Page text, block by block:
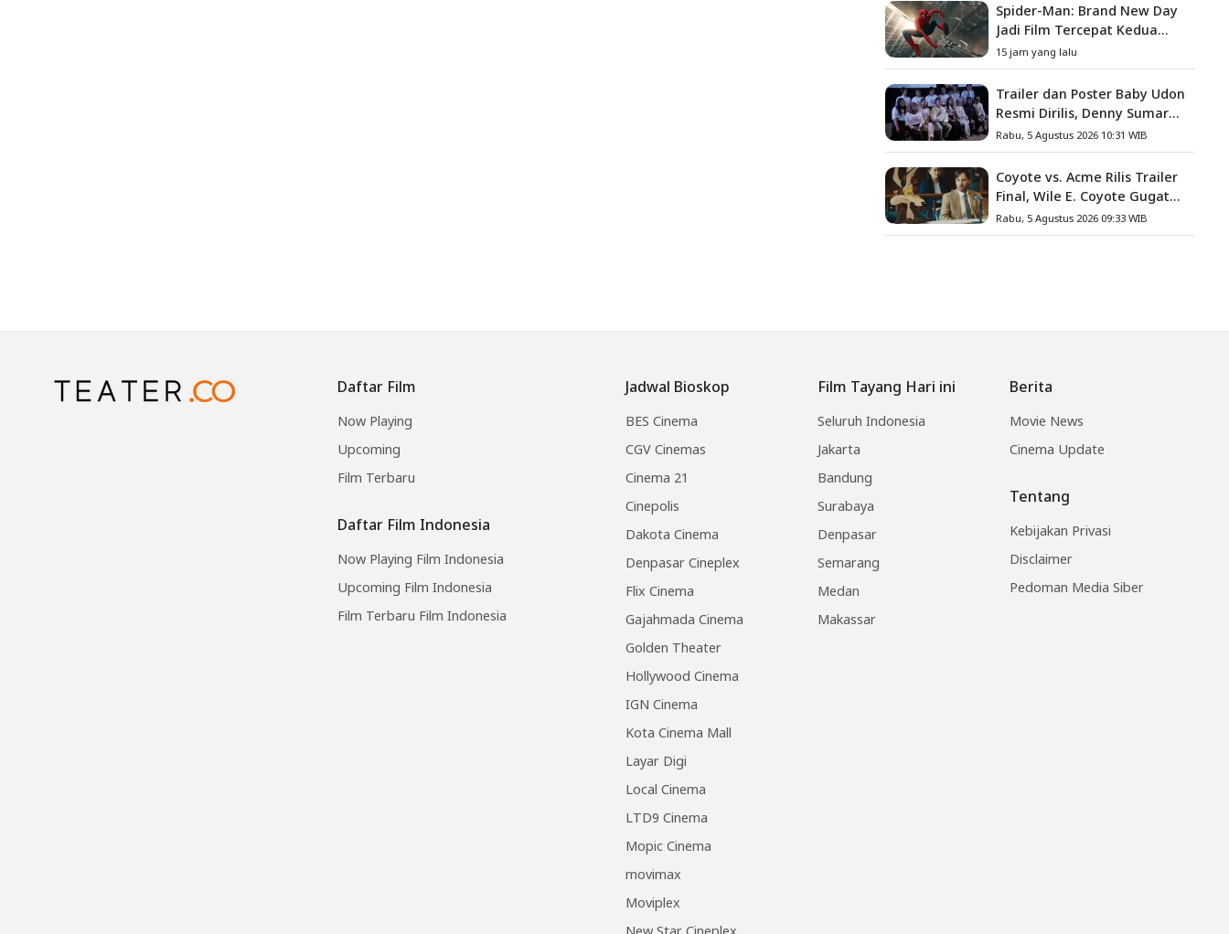
Spider-Man: Brand New Day
Jadi Film Tercepat Kedua
yang Berhasil Tembus US$1
Miliar
15 jam yang lalu
Trailer dan Poster Baby Udon
Resmi Dirilis, Denny Sumargo
Angkat Kisah Nyata Fanny
Kondoh
Rabu, 5 Agustus 2026 10:31 WIB
Coyote vs. Acme Rilis Trailer
Final, Wile E. Coyote Gugat
Acme Corporation ke
Pengadilan
Rabu, 5 Agustus 2026 09:33 WIB
Daftar Film
Now Playing
Upcoming
Film Terbaru
Daftar Film Indonesia
Now Playing Film Indonesia
Upcoming Film Indonesia
Film Terbaru Film Indonesia
Jadwal Bioskop
BES Cinema
CGV Cinemas
Cinema 21
Cinepolis
Dakota Cinema
Denpasar Cineplex
Flix Cinema
Gajahmada Cinema
Golden Theater
Hollywood Cinema
IGN Cinema
Kota Cinema Mall
Layar Digi
Local Cinema
LTD9 Cinema
Mopic Cinema
movimax
Moviplex
New Star Cineplex
Film Tayang Hari ini
Seluruh Indonesia
Jakarta
Bandung
Surabaya
Denpasar
Semarang
Medan
Makassar
Berita
Movie News
Cinema Update
Tentang
Kebijakan Privasi
Disclaimer
Pedoman Media Siber